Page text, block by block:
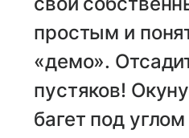
простым и
«демо».
пустяков!
багет под